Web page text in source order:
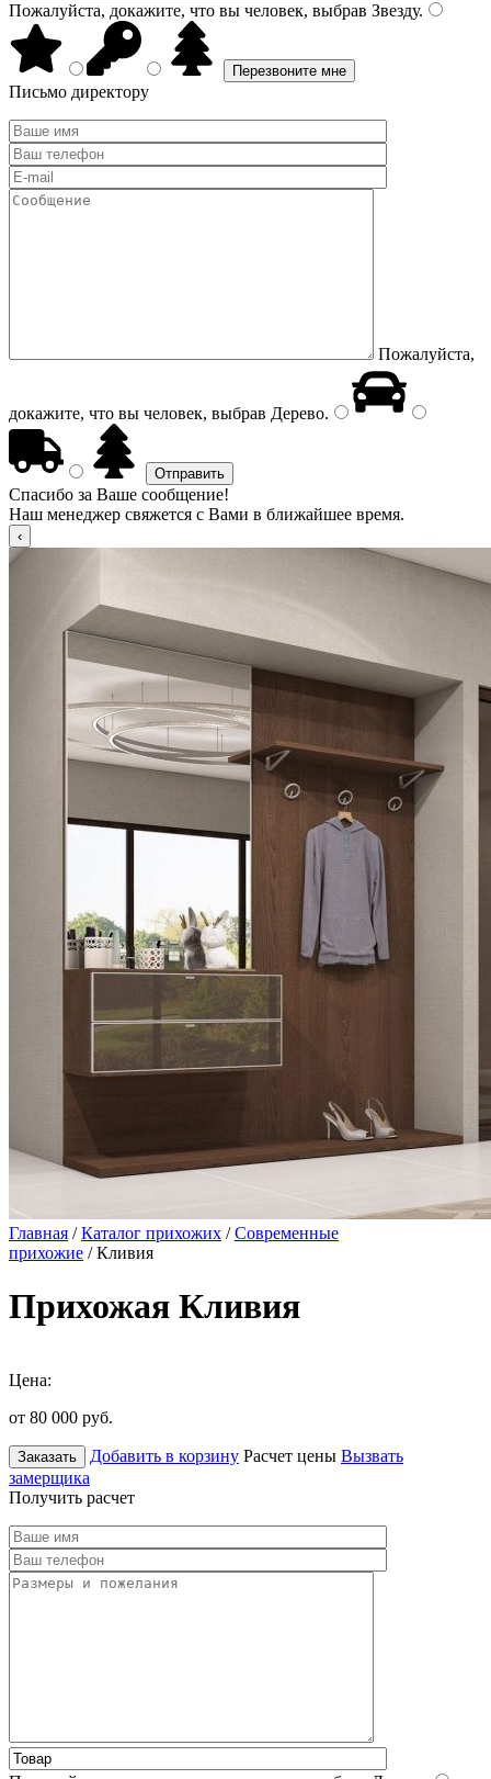
Пожалуйста, докажите, что вы человек, выбрав Звезду.
Письмо директору
Пожалуйста,
докажите, что вы человек, выбрав Дерево.
Спасибо за Ваше сообщение!
Наш менеджер свяжется с Вами в ближайшее время.
Главная /Каталог прихожих /Современные
прихожие / Кливия
Прихожая Кливия
Цена:
от 80 000 руб.
Заказать Добавить в корзину Расчет цены Вызвать
замерщика
Получить расчет